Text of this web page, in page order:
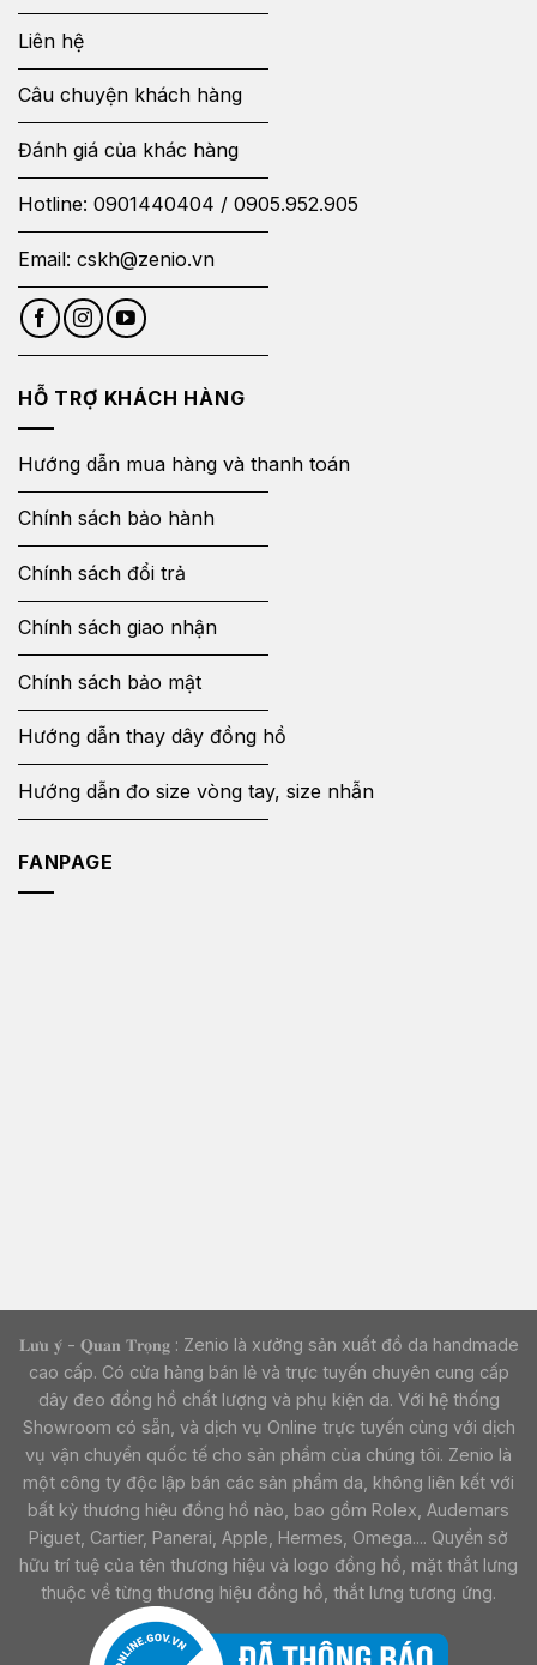
Liên hệ
Câu chuyện khách hàng
Đánh giá của khác hàng
Hotline: 0901440404 / 0905.952.905
Email: cskh@zenio.vn
HỖ TRỢ KHÁCH HÀNG
Hướng dẫn mua hàng và thanh toán
Chính sách bảo hành
Chính sách đổi trả
Chính sách giao nhận
Chính sách bảo mật
Hướng dẫn thay dây đồng hồ
Hướng dẫn đo size vòng tay, size nhẫn
FANPAGE
𝐋𝐮̛𝐮 𝐲́ - 𝐐𝐮𝐚𝐧 𝐓𝐫𝐨̣𝐧𝐠 : Zenio là xưởng sản xuất đồ da handmade
cao cấp. Có cửa hàng bán lẻ và trực tuyến chuyên cung cấp
dây đeo đồng hồ chất lượng và phụ kiện da. Với hệ thống
Showroom có sẵn, và dịch vụ Online trực tuyến cùng với dịch
vụ vận chuyển quốc tế cho sản phẩm của chúng tôi. Zenio là
một công ty độc lập bán các sản phẩm da, không liên kết với
bất kỳ thương hiệu đồng hồ nào, bao gồm Rolex, Audemars
Piguet, Cartier, Panerai, Apple, Hermes, Omega.... Quyền sở
hữu trí tuệ của tên thương hiệu và logo đồng hồ, mặt thắt lưng
thuộc về từng thương hiệu đồng hồ, thắt lưng tương ứng.